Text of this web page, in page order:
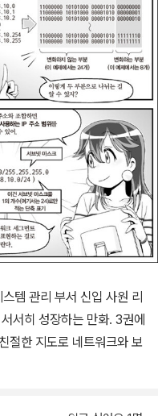
템 관리 부서 신입 사원 리
서히 성장하는 만화. 3권에
절한 지도로 네트워크와 보